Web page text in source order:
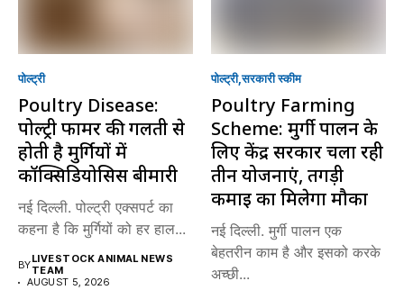
पोल्ट्री
Poultry Disease:
पोल्ट्री फार्मर की गलती से
होती है मुर्गियों में
कॉक्सिडियोसिस बीमारी
नई दिल्ली. पोल्ट्री एक्सपर्ट का
कहना है कि मुर्गियों को हर हाल...
BYLIVESTOCK ANIMAL NEWS
TEAM
AUGUST 5, 2026
पोल्ट्री सरकारी स्की‍म
Poultry Farming
Scheme: मुर्गी पालन के
लिए केंद्र सरकार चला रही
तीन योजनाएं, तगड़ी
कमाई का मिलेगा मौका
नई दिल्ली. मुर्गी पालन एक
बेहतरीन काम है और इसको करके
अच्छी...